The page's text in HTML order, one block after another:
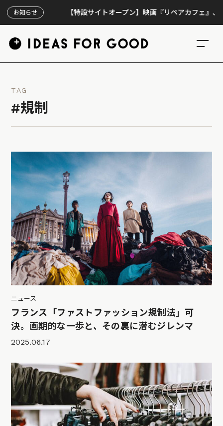
お知らせ 【特設サイトオープン】映画『リペアカフェ』、上映300
TAG
#規制
ニュース
フランス「ファストファッション規制法」可
決。画期的な一歩と、その裏に潜むジレンマ
2025.06.17